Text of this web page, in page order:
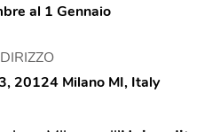
al 1 Gennaio
20124 Milano MI, Italy